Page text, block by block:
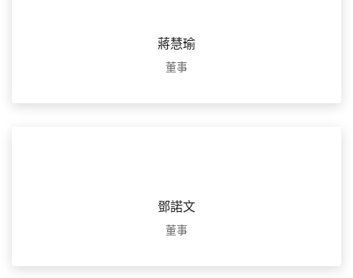
蔣慧瑜
董事
鄧諾文
董事